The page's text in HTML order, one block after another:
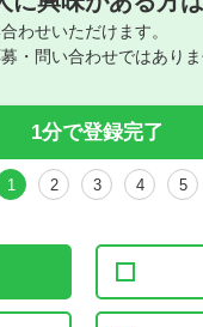
わせいただけます。
・問い合わせではあり
1分で登録完了
1 2 3 4 5